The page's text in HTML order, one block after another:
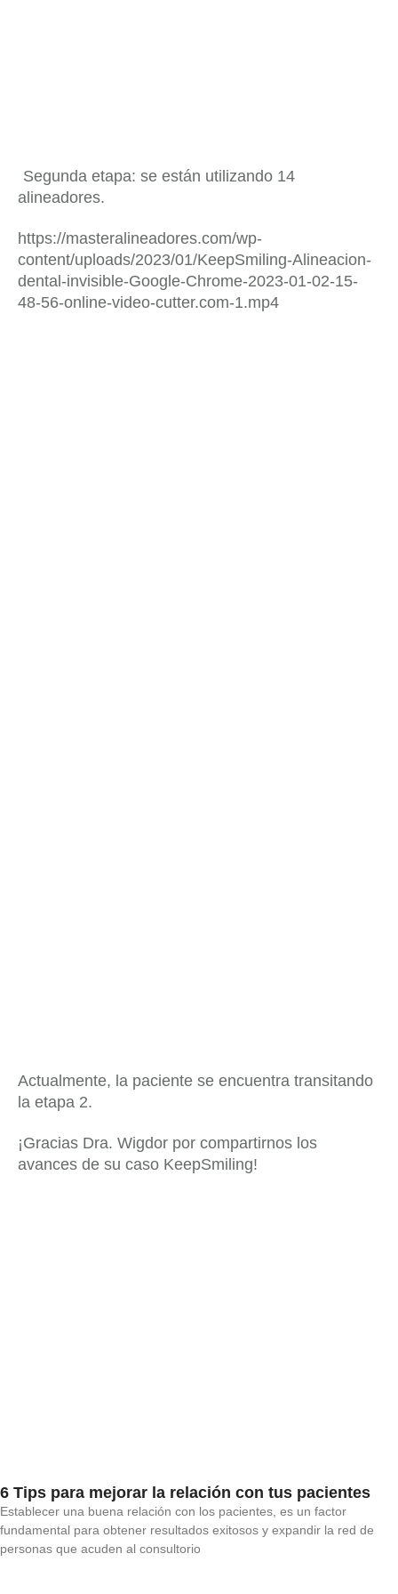
Segunda etapa: se están utilizando 14
alineadores.
https://masteralineadores.com/wp-
content/uploads/2023/01/KeepSmiling-Alineacion-
dental-invisible-Google-Chrome-2023-01-02-15-
48-56-online-video-cutter.com-1.mp4
Actualmente, la paciente se encuentra transitando
la etapa 2.
¡Gracias Dra. Wigdor por compartirnos los
avances de su caso KeepSmiling!
6 Tips para mejorar la relación con tus pacientes
Establecer una buena relación con los pacientes, es un factor
fundamental para obtener resultados exitosos y expandir la red de
personas que acuden al consultorio